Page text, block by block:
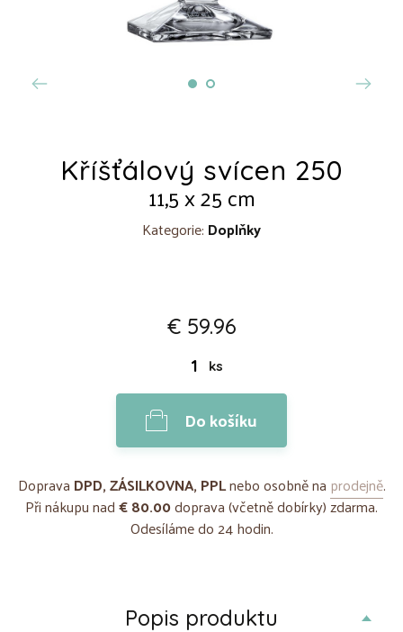
Kříšťálový svícen 250
11,5 x 25 cm
Kategorie: Doplňky
€ 59.96
ks
Do košíku
Doprava DPD, ZÁSILKOVNA, PPLnebo osobně na prodejně.
Při nákupu nad€ 80.00doprava (včetně dobírky) zdarma.
Odesíláme do 24 hodin.
Popis produktu